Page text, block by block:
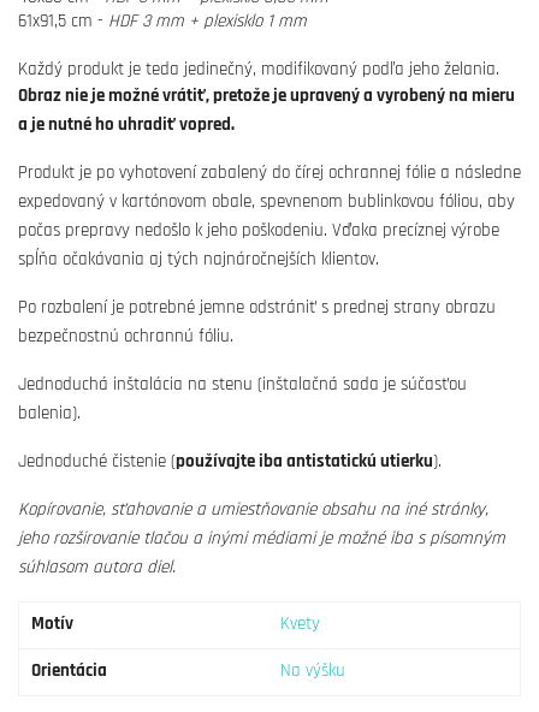
61x91,5 cm - HDF 3 mm + plexisklo 1 mm
Každý produkt je teda jedinečný, modifikovaný podľa jeho želania.
Obraz nie je možné vrátiť, pretože je upravený a vyrobený na mieru
a je nutné ho uhradiť vopred.
Produkt je po vyhotovení zabalený do čírej ochrannej fólie a následne
expedovaný v kartónovom obale, spevnenom bublinkovou fóliou, aby
počas prepravy nedošlo k jeho poškodeniu. Vďaka precíznej výrobe
spĺňa očakávania aj tých najnáročnejších klientov.
Po rozbalení je potrebné jemne odstrániť s prednej strany obrazu
bezpečnostnú ochrannú fóliu.
Jednoduchá inštalácia na stenu (inštalačná sada je súčasťou
balenia).
Jednoduché čistenie (používajte iba antistatickú utierku).
Kopírovanie, sťahovanie a umiestňovanie obsahu na iné stránky,
jeho rozširovanie tlačou a inými médiami je možné iba s písomným
súhlasom autora diel.
Motív Kvety
Orientácia Na výšku